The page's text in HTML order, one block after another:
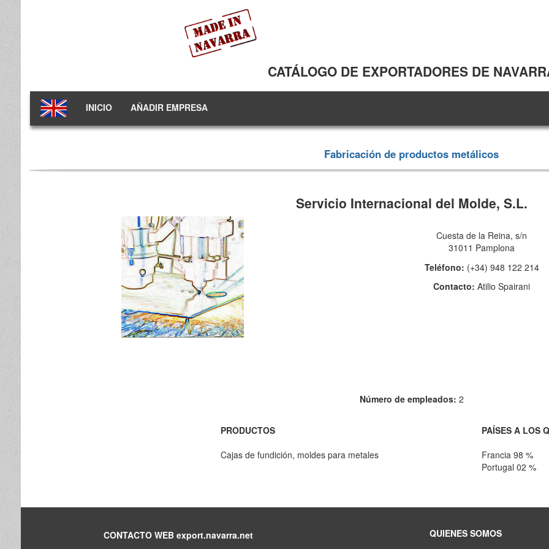
CATÁLOGO DE EXPORTADORES DE
INICIO AÑADIR EMPRESA
Fabricación de productos metálicos
Servicio Internacional del Molde, S.L.
Cuesta de la Reina, s/n
31011 Pamplona
Teléfono: (+34) 948 122 214
Contacto:Atilio Spairani
Número de empleados: 2
PRODUCTOS
Cajas de fundición, moldes para metales
PAÍSES A LOS
Francia 98 %
Portugal 02 %
CONTACTO WEB export.navarra.net
QUIENES SOMOS